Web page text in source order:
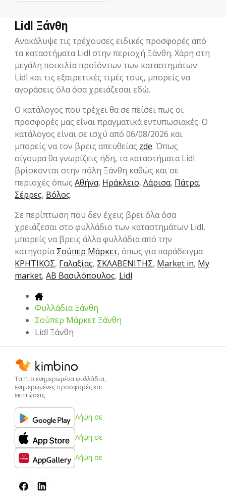
Lidl Ξάνθη
Ανακάλυψε τις τρέχουσες ειδικές προσφορές από
τα καταστήματα Lidl στην περιοχή Ξάνθη. Χάρη στη
μεγάλη ποικιλία προϊόντων των καταστημάτων
Lidl και τις εξαιρετικές τιμές τους, μπορείς να
αγοράσεις όλα όσα χρειάζεσαι εδώ.
Ο κατάλογος που τρέχει θα σε πείσει πως οι
προσφορές μας είναι πραγματικά εντυπωσιακές. Ο
κατάλογος είναι σε ισχύ από 06/08/2026 και
μπορείς να τον βρεις απευθείας zde. Όπως
σίγουρα θα γνωρίζεις ήδη, τα καταστήματα Lidl
βρίσκονται στην πόλη Ξάνθη καθώς και σε
περιοχές όπως Αθήνα, Ηράκλειο, Λάρισα, Πάτρα,
Σέρρες, Βόλος.
Σε περίπτωση που δεν έχεις βρει όλα όσα
χρειάζεσαι στο φυλλάδιο των καταστημάτων Lidl,
μπορείς να βρεις άλλα φυλλάδια από την
κατηγορίαΣούπερ Μάρκετ, όπως για παράδειγμα
ΚΡΗΤΙΚΟΣ, Γαλαξίας, ΣΚΛΑΒΕΝΙΤΗΣ, Market in, My
market, ΑΒ Βασιλόπουλος, Lidl.
Φυλλάδια Ξάνθη
Σούπερ Μάρκετ Ξάνθη
Lidl Ξάνθη
Τα πιο ενημερωμένα φυλλάδια,
ενημερωμένες προσφορές και
εκπτώσεις
Λήψη σε
Λήψη σε
Λήψη σε